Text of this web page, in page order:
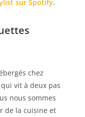
sur Spotify.
chez
vit à deux pas
nous sommes
de la cuisine et